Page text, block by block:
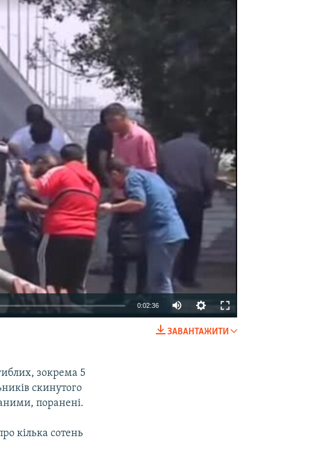
0:02:36
ЗАВАНТАЖИТИ
зокрема 5
скинутого
поранені.
кілька сотень